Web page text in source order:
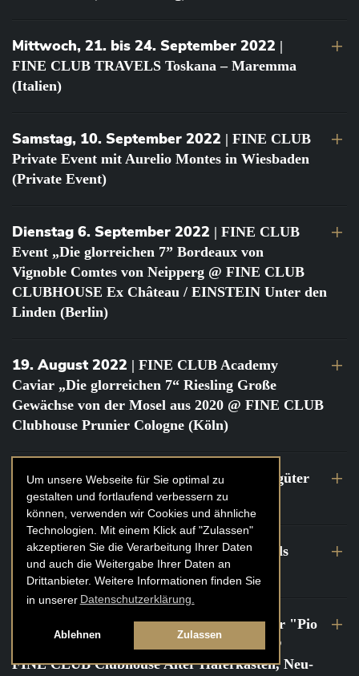
Um unsere Webseite für Sie optimal zu
gestalten und fortlaufend verbessern zu
können, verwenden wir Cookies und ähnliche
Technologien. Mit einem Klick auf "Zulassen"
akzeptieren Sie die Verarbeitung Ihrer Daten
und auch die Weitergabe Ihrer Daten an
Drittanbieter. Weitere Informationen finden Sie
in unserer Datenschutzerklärung.
Ablehnen Zulassen
Mittwoch, 21. bis 24. September 2022 |
FINE CLUB TRAVELS Toskana – Maremma
(Italien)
Samstag, 10. September 2022 | FINE CLUB
Private Event mit Aurelio Montes in Wiesbaden
(Private Event)
Dienstag 6. September 2022 | FINE CLUB
Event „Die glorreichen 7” Bordeaux von
Vignoble Comtes von Neipperg @ FINE CLUB
CLUBHOUSE Ex Château / EINSTEIN Unter den
Linden (Berlin)
19. August 2022 | FINE CLUB Academy
Caviar „Die glorreichen 7“ Riesling Große
Gewächse von der Mosel aus 2020 @ FINE CLUB
Clubhouse Prunier Cologne (Köln)
29. Juli 2022| Weinbergwanderung Weingüter
Geheimrat J. Wegeler
26. bis 27. Juli 2022| FINE CLUB Travels
Frankreich Champagne Kurztrip
| FINE CLUB Private Dinner "Pio
Cesare" mit Tochter Frederica Pio Boffa @
FINE CLUB Clubhouse Alter Haferkasten, Neu-